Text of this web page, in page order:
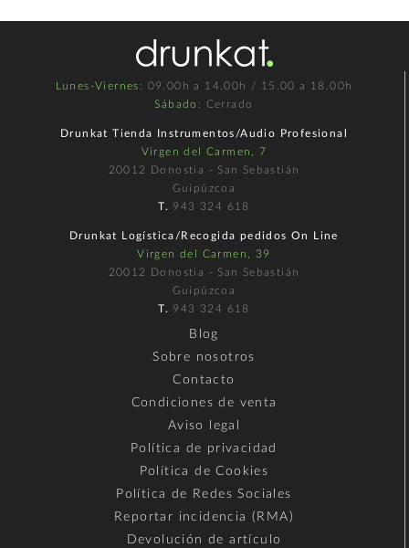
Lunes-Viernes : 09.00h a 14.00h / 15.00 a 18.00h
Sábado : Cerrado
Drunkat Tienda Instrumentos/Audio Profesional
Virgen del Carmen, 7
20012 Donostia - San Sebastián
Guipúzcoa
T. 943 324 618
Drunkat Logística/Recogida pedidos On Line
Virgen del Carmen, 39
20012 Donostia - San Sebastián
Guipúzcoa
T. 943 324 618
Blog
Sobre nosotros
Contacto
Condiciones de venta
Aviso legal
Política de privacidad
Política de Cookies
Política de Redes Sociales
Reportar incidencia (RMA)
Devolución de artículo